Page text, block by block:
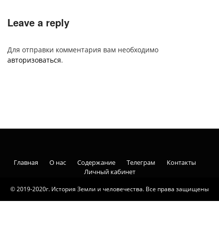
Leave a reply
Для отправки комментария вам необходимо
авторизоваться.
© 2019-2020г. История Земли и человечества. Все права защищены
Главная О нас Содержание Телеграм
Контакты
Личный кабинет